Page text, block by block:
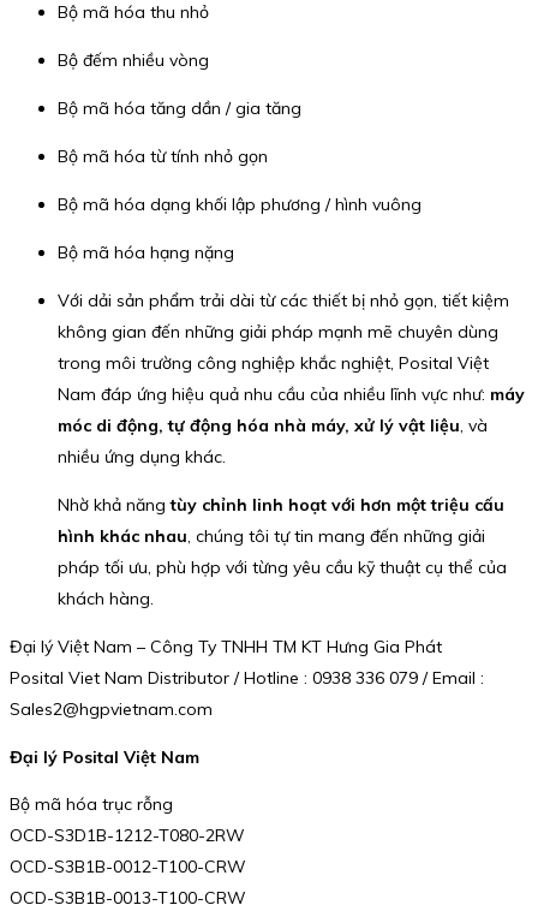
Bộ mã hóa thu nhỏ
Bộ đếm nhiều vòng
Bộ mã hóa tăng dần / gia tăng
Bộ mã hóa từ tính nhỏ gọn
Bộ mã hóa dạng khối lập phương / hình vuông
Bộ mã hóa hạng nặng
Với dải sản phẩm trải dài từ các thiết bị nhỏ gọn, tiết kiệm
không gian đến những giải pháp mạnh mẽ chuyên dùng
trong môi trường công nghiệp khắc nghiệt, Posital Việt
Nam đáp ứng hiệu quả nhu cầu của nhiều lĩnh vực như: máy
móc di động, tự động hóa nhà máy, xử lý vật liệu, và
nhiều ứng dụng khác.
Nhờ khả năngtùy chỉnh linh hoạt với hơn một triệu cấu
hình khác nhau, chúng tôi tự tin mang đến những giải
pháp tối ưu, phù hợp với từng yêu cầu kỹ thuật cụ thể của
khách hàng.
Đại lý Việt Nam – Công Ty TNHH TM KT Hưng Gia Phát
Posital Viet Nam Distributor / Hotline : 0938 336 079 / Email :
Sales2@hgpvietnam.com
Đại lý Posital Việt Nam
Bộ mã hóa trục rỗng
OCD-S3D1B-1212-T080-2RW
OCD-S3B1B-0012-T100-CRW
OCD-S3B1B-0013-T100-CRW